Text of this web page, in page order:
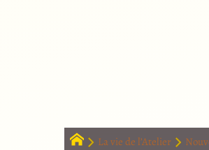
La vie de l’Atelier